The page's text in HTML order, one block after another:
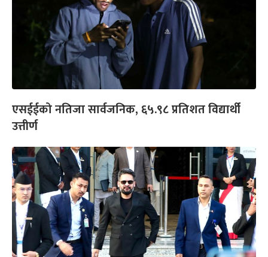
एसईईको नतिजा सार्वजनिक, ६५.९८ प्रतिशत विद्यार्थी
उत्तीर्ण